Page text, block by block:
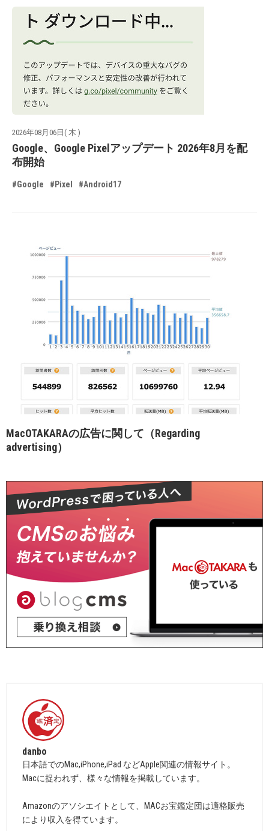
2026年08月06日( 木 )
Google、Google Pixelアップデート 2026年8月を配
布開始
#Google #Pixel #Android17
MacOTAKARAの広告に関して（Regarding
advertising）
danbo
日本語でのMac,iPhone,iPad などApple関連の情報サイト。
Macに捉われず、様々な情報を掲載しています。
Amazonのアソシエイトとして、MACお宝鑑定団は適格販売
により収入を得ています。